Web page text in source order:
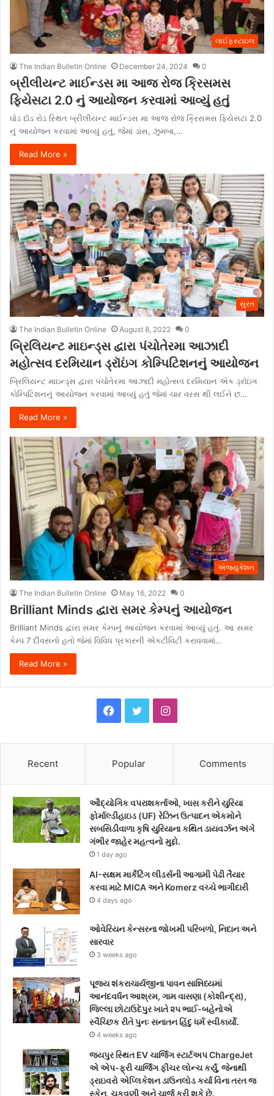
લાઈફસ્ટાઇલ
The Indian Bulletin Online December 24, 2024 0
બ્રીલીયન્ટ માઈન્ડસ મા આજ રોજ ક્રિસમસ
ફિયેસટા 2.0 નું આયોજન કરવામાં આવ્યું હતું
ઘોડ દોડ રોડ સ્થિત બ્રીલીયન્ટ માઈન્ડસ મા આજ રોજ ક્રિસમસ ફિયેસટા 2.0
નું આયોજન કરવામાં આવ્યું હતું, જેમાં ડાંસ, ઝુમબા,…
Read More »
સુરત
The Indian Bulletin Online August 8, 2022 0
બ્રિલિયન્ટ માઇન્ડ્સ દ્વારા પંચોતેરમા આઝાદી
મહોત્સવ દરમિયાન ડ્રૉઇંગ કોમ્પિટિશનનું આયોજન
બ્રિલિયન્ટ માઇન્ડ્સ દ્વારા પંચોતેરમા આઝાદી મહોત્સવ દરમિયાન એક ડ્રૉઇંગ
કોમ્પિટિશનનું આયોજન કરવામાં આવ્યું હતું જેમાં ચાર વરસ થી લઈને છ…
Read More »
એજ્યુકેશન
The Indian Bulletin Online May 16, 2022 0
Brilliant Minds દ્વારા સમર કેમ્પનું આયોજન
Brilliant Minds દ્વારા સમર કેમ્પનું આયોજન કરવામાં આવ્યું હતું. આ સમર
કેમ્પ 7 દીવસનો હતો જેમાં વિવિધ પ્રકારની એકટીવિટી કરાવવામાં…
Read More »
c
e
b
o
o
k
i
t
t
e
I
t
a
g
a
Recent Popular Comments
ઔદ્યોગિક વપરાશકર્તાઓ, ખાસ કરીને યુરિયા
ફોર્માલ્ડીહાઇડ (UF) રેઝિન ઉત્પાદન એકમોને
સબસિડીવાળા કૃષિ યુરિયાના કથિત ડાયવર્ઝન અંગે
ગંભીર જાહેર મહત્વનો મુદ્દો.
1 day ago
AI-સક્ષમ માર્કેટિંગ લીડર્સની આગામી પેઢી તૈયાર
કરવા માટે MICA અને Komerz વચ્ચે ભાગીદારી
4 days ago
ઓવેરિયન કેન્સરના જોખમી પરિબળો, નિદાન અને
સારવાર
3 weeks ago
પૂજ્ય શંકરાચાર્યજીના પાવન સાન્નિધ્યમાં
આનંદવર્ધન આશ્રમ, ગામ વાસણા (કોશીન્દ્રા),
જિલ્લા છોટાઉદેપુર ખાતે ૨૫ ભાઈ-બહેનોએ
સ્વૈચ્છિક રીતે પુનઃ સનાતન હિંદુ ધર્મ સ્વીકાર્યો.
4 weeks ago
જયપુર સ્થિત EV ચાર્જિંગ સ્ટાર્ટઅપ ChargeJet
એ એપ-ફ્રી ચાર્જિંગ ફીચર લોન્ચ કર્યું, જેનાથી
ડ્રાઇવરો એપ્લિકેશન ડાઉનલોડ કર્યા વિના તરત જ
સ્કેન, ચૂકવણી અને ચાર્જ કરી શકે છે.